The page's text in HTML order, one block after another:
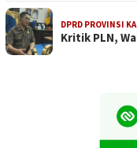
DPRD PROVINSI
Kritik PLN,